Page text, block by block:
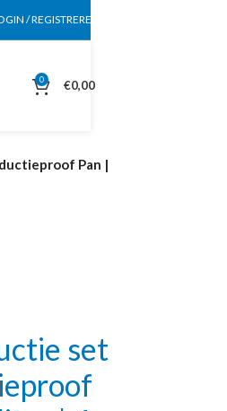
/ REGISTREREN
0 €0,00
Pan |
set